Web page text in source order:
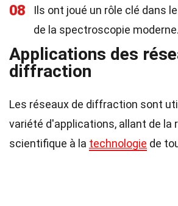
08
Ils ont joué un rôle clé dans
de la spectroscopie moderne.
Applications des
diffraction
Les réseaux de diffraction sont
variété d'applications, allant de la
scientifique à la technologie de